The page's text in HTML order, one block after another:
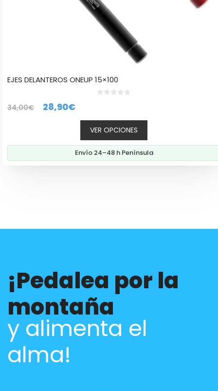
EJES DELANTEROS ONEUP 15×100
5
34,00€
El
era:
34,00€.
28,90€El
precio
actual
es:
28,90€.
VER OPCIONES
Envío 24–48 h Península
¡Pedalea por la
montaña
y alimenta el
alma!